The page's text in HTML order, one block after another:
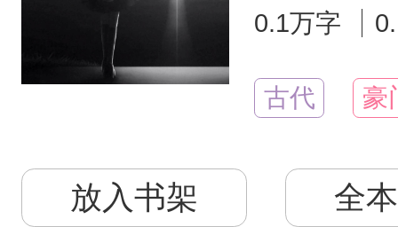
0.1万字
古代 豪
放入书架 全